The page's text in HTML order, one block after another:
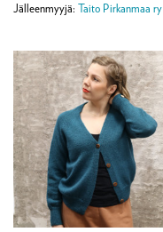
Jälleenmyyjä: Taito Pirkanmaa ry